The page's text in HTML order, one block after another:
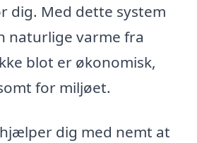
dig. Med dette system
naturlige varme fra
blot er økonomisk,
for miljøet.
dig med nemt at